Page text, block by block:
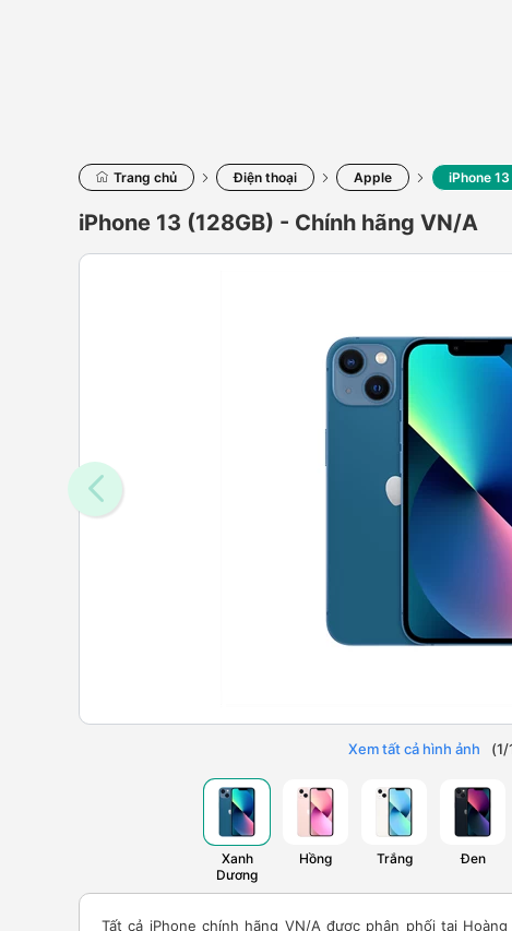
Trang chủ Điện thoại Apple iPhone
iPhone 13 (128GB) - Chính hãng VN/A
Xem tất cả hình ảnh (1/
Xanh
Dương
Hồng Trắng Đen
Tất cả iPhone chính hãng VN/A được phân phối tại